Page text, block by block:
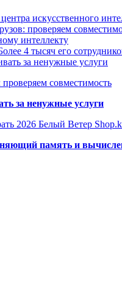
искусственного
проверяем
интеллекту
4 тысяч его
за ненужные услуги
совместимость
за ненужные услуги
2026 Белый Ветер
память и